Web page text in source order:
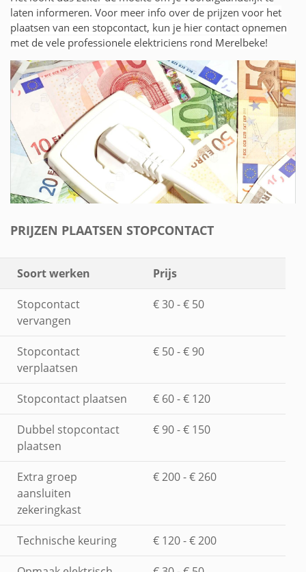
laten informeren. Voor meer info over de prijzen voor het
plaatsen van een stopcontact, kun je hier contact opnemen
met de vele professionele elektriciens rond Merelbeke!
PRIJZEN PLAATSEN STOPCONTACT
Soort werken Prijs
Stopcontact
vervangen
€ 30 - € 50
Stopcontact
verplaatsen
€ 50 - € 90
Stopcontact plaatsen € 60 - € 120
Dubbel stopcontact
plaatsen
€ 90 - € 150
Extra groep
aansluiten
zekeringkast
€ 200 - € 260
Technische keuring € 120 - € 200